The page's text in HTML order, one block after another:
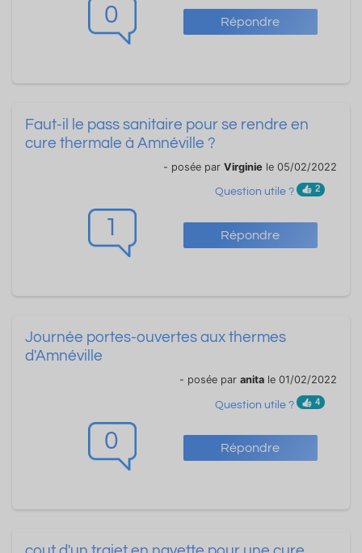
0 Répondre
1 Répondre
Faut-il le pass sanitaire pour se rendre en
cure thermale à Amnéville ?
- posée par Virginie le 05/02/2022
Question utile ? 2
0 Répondre
Journée portes-ouvertes aux thermes
d'Amnéville
- posée par anita le 01/02/2022
Question utile ? 4